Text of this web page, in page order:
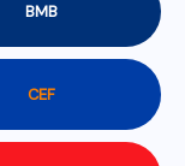
BMB
CEF